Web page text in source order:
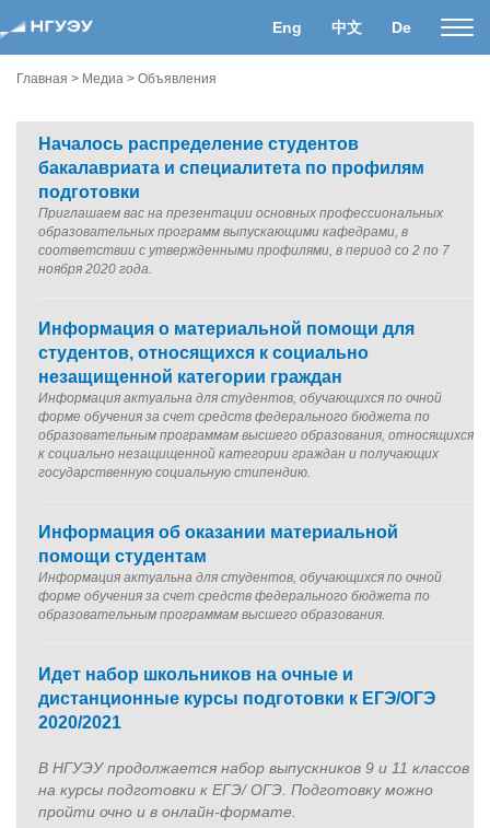
Eng 中文 De
Главная > Медиа > Объявления
Началось распределение студентов
бакалавриата и специалитета по профилям
подготовки
Приглашаем вас на презентации основных профессиональных
образовательных программ выпускающими кафедрами, в
соответствии с утвержденными профилями, в период со 2 по 7
ноября 2020 года.
Информация о материальной помощи для
студентов, относящихся к социально
незащищенной категории граждан
Информация актуальна для студентов, обучающихся по очной
форме обучения за счет средств федерального бюджета по
образовательным программам высшего образования, относящихся
к социально незащищенной категории граждан и получающих
государственную социальную стипендию.
Информация об оказании материальной
помощи студентам
Информация актуальна для студентов, обучающихся по очной
форме обучения за счет средств федерального бюджета по
образовательным программам высшего образования.
Идет набор школьников на очные и
дистанционные курсы подготовки к ЕГЭ/ОГЭ
2020/2021
В НГУЭУ продолжается набор выпускников 9 и 11 классов
на курсы подготовки к ЕГЭ/ ОГЭ. Подготовку можно
пройти очно и в онлайн-формате.